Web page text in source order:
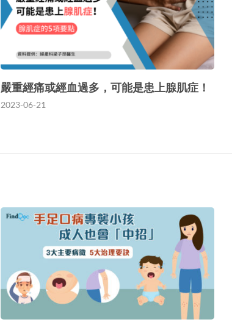
嚴重經痛或經血過多，可能是患上腺肌症！
2023-06-21